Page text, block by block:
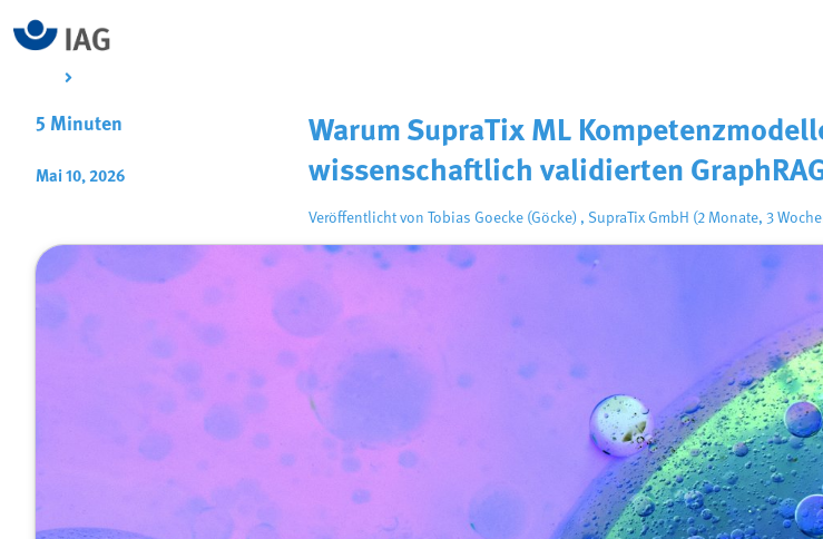
5 Minuten
Mai 10, 2026
Warum SupraTix ML
wissenschaftlich validierten
Veröffentlicht von Tobias Goecke (Göcke) , SupraTix GmbH (2 Monate, 3